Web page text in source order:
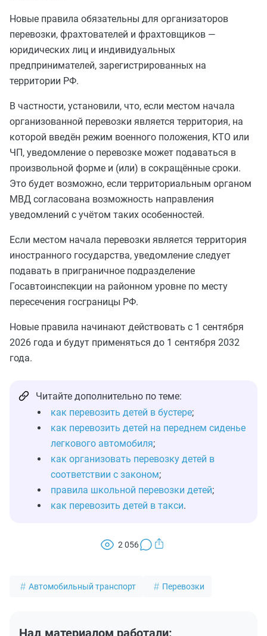
Новые правила обязательны для организаторов
перевозки, фрахтователей и фрахтовщиков —
юридических лиц и индивидуальных
предпринимателей, зарегистрированных на
территории РФ.
В частности, установили, что, если местом начала
организованной перевозки является территория, на
которой введён режим военного положения, КТО или
ЧП, уведомление о перевозке может подаваться в
произвольной форме и (или) в сокращённые сроки.
Это будет возможно, если территориальным органом
МВД согласована возможность направления
уведомлений с учётом таких особенностей.
Если местом начала перевозки является территория
иностранного государства, уведомление следует
подавать в приграничное подразделение
Госавтоинспекции на районном уровне по месту
пересечения госграницы РФ.
Новые правила начинают действовать с 1 сентября
2026 года и будут применяться до 1 сентября 2032
года.
Читайте дополнительно по теме:
как перевозить детей в бустере;
как перевозить детей на переднем сиденье
легкового автомобиля;
как организовать перевозку детей в
соответствии с законом;
правила школьной перевозки детей;
как перевозить детей в такси.
2 056
Автомобильный транспорт Перевозки
Над материалом работали: